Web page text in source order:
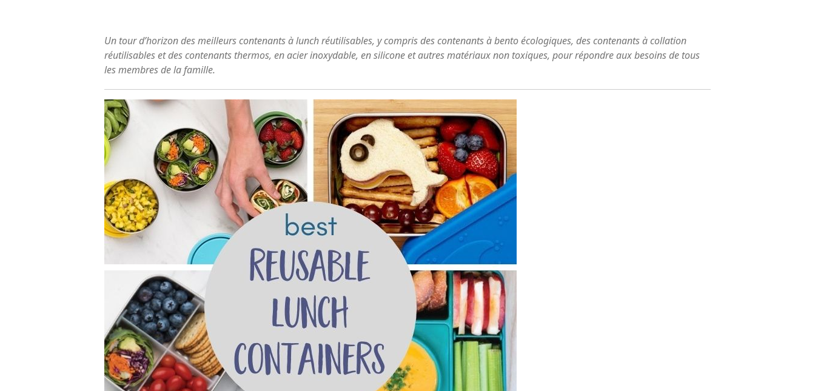
Un tour d’horizon des meilleurs contenants à lunch réutilisables, y compris des contenants à bento écologiques, des contenants à collation
réutilisables et des contenants thermos, en acier inoxydable, en silicone et autres matériaux non toxiques, pour répondre aux besoins de tous
les membres de la famille.